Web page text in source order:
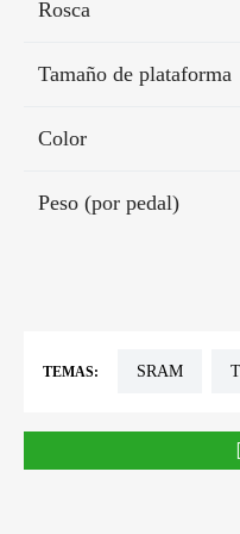
Rosca
Tamaño de plataforma
Color
Peso (por pedal)
TEMAS: SRAM